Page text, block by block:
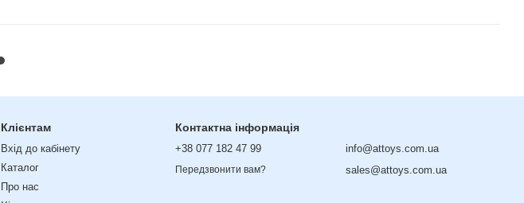
Клієнтам
Вхід до кабінету
Каталог
Про нас
Контактна інформація
+38 077 182 47 99
Передзвонити вам?
info@attoys.com.ua
sales@attoys.com.ua